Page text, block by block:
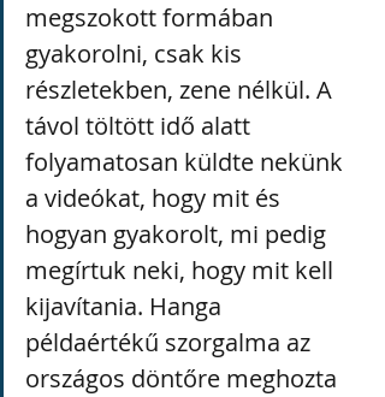
megszokott formában
gyakorolni, csak kis
részletekben, zene nélkül. A
távol töltött idő alatt
folyamatosan küldte nekünk
a videókat, hogy mit és
hogyan gyakorolt, mi pedig
megírtuk neki, hogy mit kell
kijavítania. Hanga
példaértékű szorgalma az
országos döntőre meghozta